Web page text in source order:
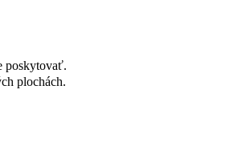
poskytovať.
plochách.